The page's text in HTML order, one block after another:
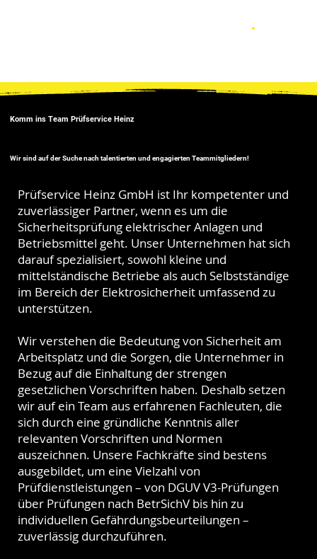
Komm ins Team Prüfservice Heinz
Wir sind auf der Suche nach talentierten und engagierten Teammitgliedern!
Prüfservice Heinz GmbH ist Ihr kompetenter und
zuverlässiger Partner, wenn es um die
Sicherheitsprüfung elektrischer Anlagen und
Betriebsmittel geht. Unser Unternehmen hat sich
darauf spezialisiert, sowohl kleine und
mittelständische Betriebe als auch Selbstständige
im Bereich der Elektrosicherheit umfassend zu
unterstützen.
Wir verstehen die Bedeutung von Sicherheit am
Arbeitsplatz und die Sorgen, die Unternehmer in
Bezug auf die Einhaltung der strengen
gesetzlichen Vorschriften haben. Deshalb setzen
wir auf ein Team aus erfahrenen Fachleuten, die
sich durch eine gründliche Kenntnis aller
relevanten Vorschriften und Normen
auszeichnen. Unsere Fachkräfte sind bestens
ausgebildet, um eine Vielzahl von
Prüfdienstleistungen – von DGUV V3-Prüfungen
über Prüfungen nach BetrSichV bis hin zu
individuellen Gefährdungsbeurteilungen –
zuverlässig durchzuführen.